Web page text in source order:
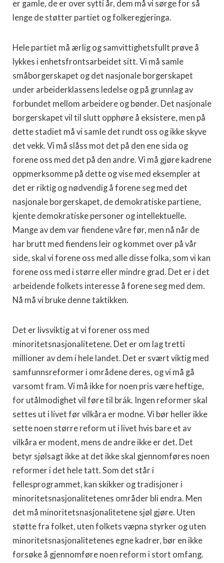
er gamle, de er over sytti år, dem må vi sørge for så
lenge de støtter partiet og folkeregjeringa.
Hele partiet må ærlig og samvittighetsfullt prøve å
lykkes i enhetsfrontsarbeidet sitt. Vi må samle
småborgerskapet og det nasjonale borgerskapet
under arbeiderklassens ledelse og på grunnlag av
forbundet mellom arbeidere og bønder. Det nasjonale
borgerskapet vil til slutt opphøre å eksistere, men på
dette stadiet må vi samle det rundt oss og ikke skyve
det vekk. Vi må slåss mot det på den ene sida og
forene oss med det på den andre. Vi må gjøre kadrene
oppmerksomme på dette og vise med eksempler at
det er riktig og nødvendig å forene seg med det
nasjonale borgerskapet, de demokratiske partiene,
kjente demokratiske personer og intellektuelle.
Mange av dem var fiendene våre før, men nå når de
har brutt med fiendens leir og kommet over på vår
side, skal vi forene oss med alle disse folka, som vi kan
forene oss med i større eller mindre grad. Det er i det
arbeidende folkets interesse å forene seg med dem.
Nå må vi bruke denne taktikken.
Det er livsviktig at vi forener oss med
minoritetsnasjonalitetene. Det er om lag tretti
millioner av dem i hele landet. Det er svært viktig med
samfunnsreformer i områdene deres, og vi må gå
varsomt fram. Vi må ikke for noen pris være heftige,
for utålmodighet vil føre til brák. Ingen reformer skal
settes ut i livet før vilkåra er modne. Vi bør heller ikke
sette noen større reform ut i livet hvis bare et av
vilkåra er modent, mens de andre ikke er det. Det
betyr sjølsagt ikke at det ikke skal gjennomføres noen
reformer i det hele tatt. Som det står i
fellesprogrammet, kan skikker og tradisjoner i
minoritetsnasjonalitetenes områder bli endra. Men
det må minoritetsnasjonalitetene sjøl gjøre. Uten
støtte fra folket, uten folkets væpna styrker og uten
minoritetsnasjonalitetenes egne kadrer, bør en ikke
forsøke å gjennomføre noen reform i stort omfang.